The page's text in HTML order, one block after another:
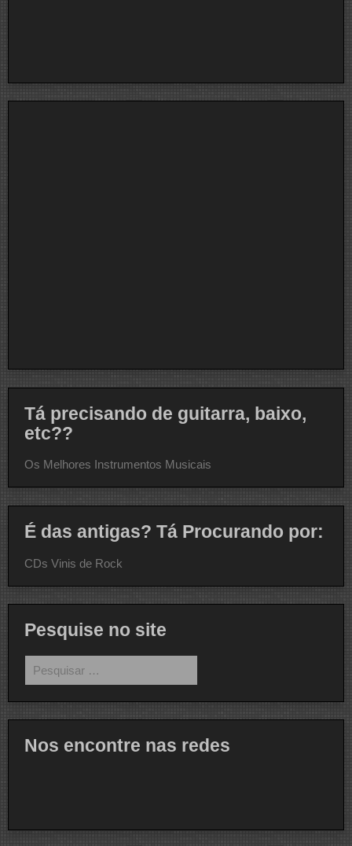
Tá precisando de guitarra, baixo,
etc??
Os Melhores Instrumentos Musicais
É das antigas? Tá Procurando por:
CDs Vinis de Rock
Pesquise no site
por:
Nos encontre nas redes